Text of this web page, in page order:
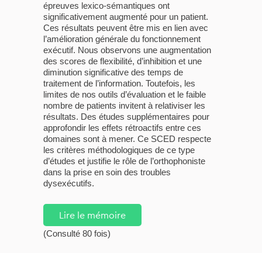
épreuves lexico-sémantiques ont
significativement augmenté pour un patient.
Ces résultats peuvent être mis en lien avec
l’amélioration générale du fonctionnement
exécutif. Nous observons une augmentation
des scores de flexibilité, d’inhibition et une
diminution significative des temps de
traitement de l’information. Toutefois, les
limites de nos outils d’évaluation et le faible
nombre de patients invitent à relativiser les
résultats. Des études supplémentaires pour
approfondir les effets rétroactifs entre ces
domaines sont à mener. Ce SCED respecte
les critères méthodologiques de ce type
d’études et justifie le rôle de l’orthophoniste
dans la prise en soin des troubles
dysexécutifs.
Lire le mémoire
(Consulté 80 fois)